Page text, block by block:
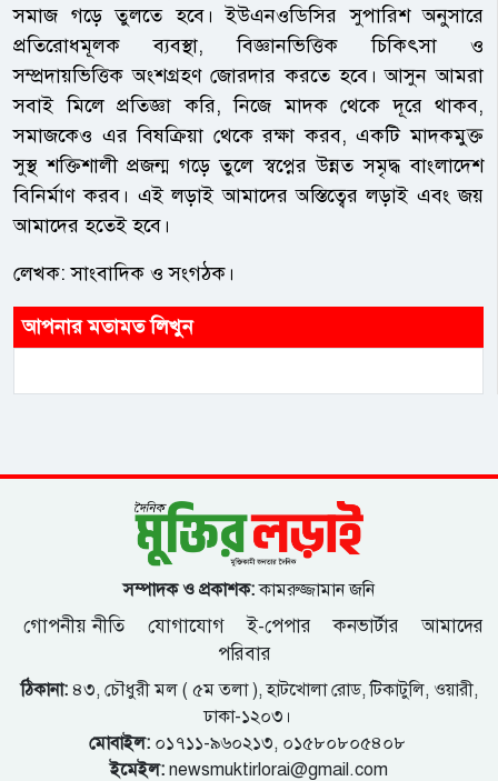
সমাজ গড়ে তুলতে হবে। ইউএনওডিসির সুপারিশ অনুসারে
প্রতিরোধমূলক ব্যবস্থা, বিজ্ঞানভিত্তিক চিকিৎসা ও
সম্প্রদায়ভিত্তিক অংশগ্রহণ জোরদার করতে হবে। আসুন আমরা
সবাই মিলে প্রতিজ্ঞা করি, নিজে মাদক থেকে দূরে থাকব,
সমাজকেও এর বিষক্রিয়া থেকে রক্ষা করব, একটি মাদকমুক্ত
সুস্থ শক্তিশালী প্রজন্ম গড়ে তুলে স্বপ্নের উন্নত সমৃদ্ধ বাংলাদেশ
বিনির্মাণ করব। এই লড়াই আমাদের অস্তিত্বের লড়াই এবং জয়
আমাদের হতেই হবে।
লেখক: সাংবাদিক ও সংগঠক।
আপনার মতামত লিখুন
সম্পাদক ও প্রকাশক:কামরুজ্জামান জনি
গোপনীয় নীতি যোগাযোগ ই-পেপার কনভার্টার
আমাদের
পরিবার
ঠিকানা:৪৩, চৌধুরী মল ( ৫ম তলা ), হাটখোলা রোড, টিকাটুলি, ওয়ারী,
ঢাকা-১২০৩।
মোবাইল:০১৭১১-৯৬০২১৩, ০১৫৮০৮০৫৪০৮
ইমেইল: newsmuktirlorai@gmail.com